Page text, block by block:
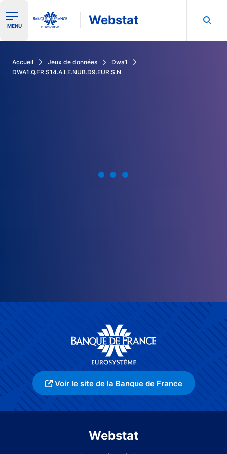
Ouvrir le menu de navigation
MENU Webstat
Accueil Jeux de données
Dwa1
DWA1.Q.FR.S14.A.LE.NUB.D9.EUR.S.N
Voir le site de la Banque de France
Webstat